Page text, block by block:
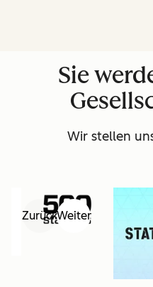
Sie
Wir stellen
ZurückWeiter